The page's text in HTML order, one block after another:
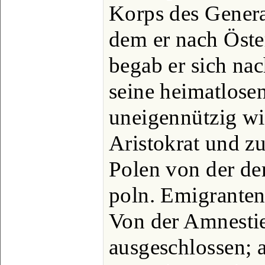
Korps des
dem er nach
begab er sich
seine
uneigennützig
Aristokrat und
Polen von der
poln.
Von der
ausgeschlossen;